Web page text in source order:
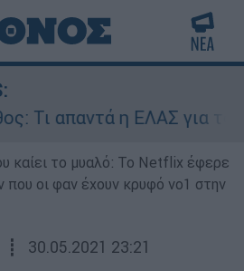
απαντά η ΕΛΑΣ για τους
καίει το μυαλό: Το Netflix έφερε
που οι φαν έχουν κρυφό νο1 στην
┋ 30.05.2021 23:21